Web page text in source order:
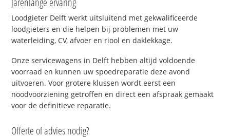
Loodgieter Delft werkt uitsluitend met gekwalificeerde
loodgieters en die helpen bij problemen met uw
waterleiding, CV, afvoer en riool en daklekkage.
Onze servicewagens in Delft hebben altijd voldoende
voorraad en kunnen uw spoedreparatie deze avond
uitvoeren. Voor grotere klussen wordt eerst een
noodvoorziening getroffen en direct een afspraak gemaakt
voor de definitieve reparatie.
Offerte of advies nodig?